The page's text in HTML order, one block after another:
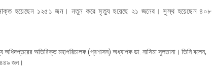
হয়েছেন ১২৫১ জন। নতুন করে মৃত্যু হয়েছে ২১ জনের। সুস্থ হয়েছেন ৪০৮
অধিদপ্তরের অতিরিক্ত মহাপরিচালক (প্রশাসন) অধ্যাপক ডা. নাসিমা সুলতানা। তিনি বলেন,
৪৪৯ জন।